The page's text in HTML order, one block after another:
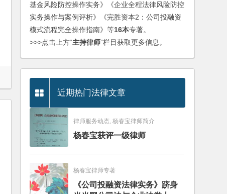
基金风险防控操作实务》《企业全程法律风险防控
实务操作与案例评析》《完胜资本2：公司投融资
模式流程完全操作指南》等16本专著。
>>>点击上方“主持律师”栏目获取更多信息。
近期热门法律文章
律师服务动态, 杨春宝律师简介
杨春宝获评一级律师
杨春宝律师专著
《公司投融资法律实务》跻身